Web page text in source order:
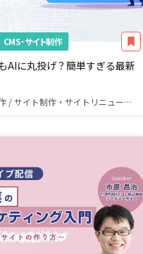
CMS・サイト制作
AIに丸投げ？簡単すぎる最新
/ サイト制作・サイトリニューアル